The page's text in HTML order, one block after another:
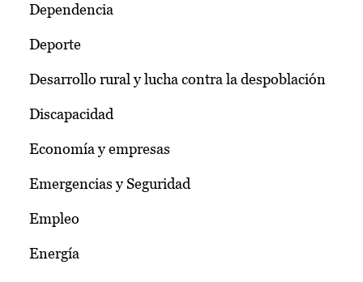
Dependencia
Deporte
Desarrollo rural y lucha contra la despoblación
Discapacidad
Economía y empresas
Emergencias y Seguridad
Empleo
Energía